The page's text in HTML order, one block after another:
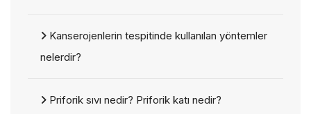
Kanserojenlerin tespitinde kullanılan yöntemler
nelerdir?
Priforik sıvı nedir? Priforik katı nedir?